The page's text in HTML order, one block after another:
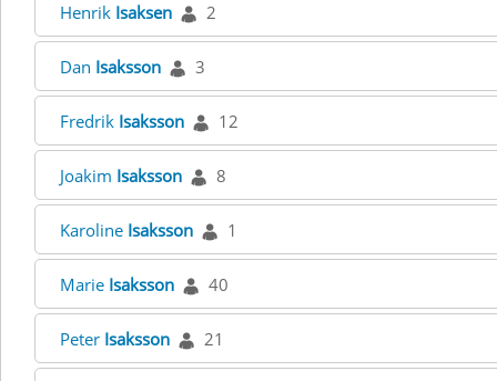
Henrik Isaksen 2
Dan Isaksson 3
Fredrik Isaksson 12
Joakim Isaksson 8
Karoline Isaksson 1
Marie Isaksson 40
Peter Isaksson 21